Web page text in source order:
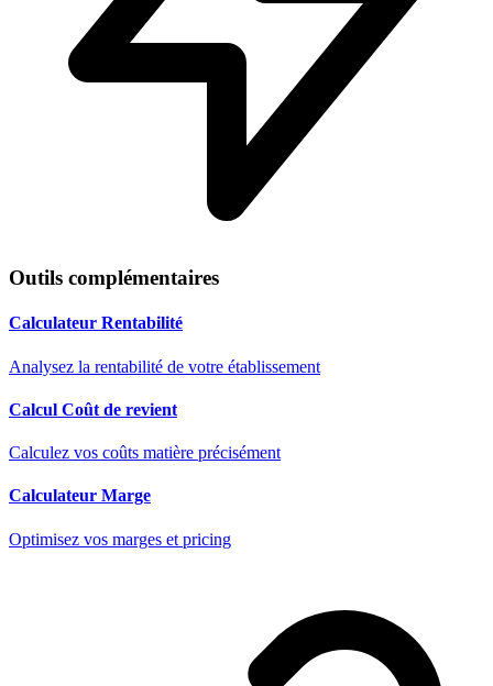
Outils complémentaires
Calculateur Rentabilité
Analysez la rentabilité de votre établissement
Calcul Coût de revient
Calculez vos coûts matière précisément
Calculateur Marge
Optimisez vos marges et pricing